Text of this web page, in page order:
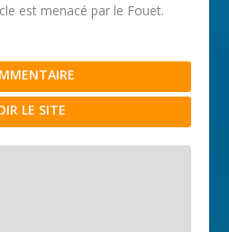
est menacé par le Fouet.
LE SITE